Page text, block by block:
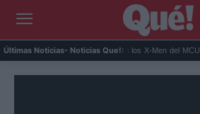
Últimas Noticias- Noticias Que!:
Kit Connor será Cíclope en los X-Men del MCU y Hea...